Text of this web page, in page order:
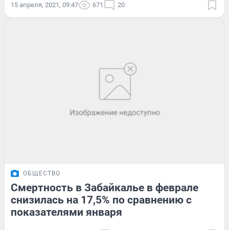
15 апреля, 2021, 09:47 671 20
ОБЩЕСТВО
Смертность в Забайкалье в феврале
снизилась на 17,5% по сравнению с
показателями января